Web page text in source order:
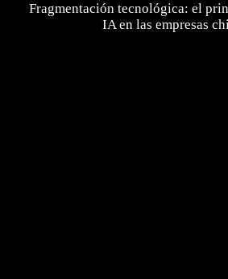
Fragmentación tecnológica: el
IA en las empresas